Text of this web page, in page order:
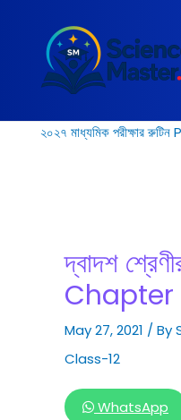
content
২০২৭ মাধ্যমিক পরীক্ষার
দ্বাদশ
Chapter
May 27, 2021 / By
Class-12
WhatsApp